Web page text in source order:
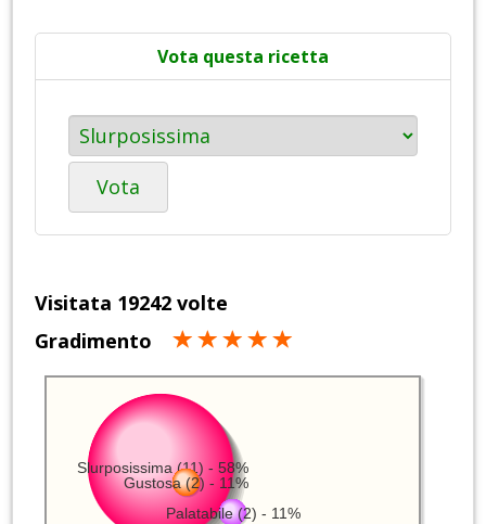
Vota questa ricetta
Vota
Visitata 19242 volte
Gradimento
Slurposissima (11) - 58%
Palatabile (2) - 11%
Gustosa (2) - 11%